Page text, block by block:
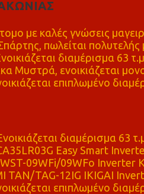
με καλές γνώσεις
πωλείται πολυτελής
διαμέρισμα 63 τ.μ
Μυστρά, ενοικιάζεται
επιπλωμένο
διαμέρισμα 63
Easy Smart
09WFi/09WFo Inverter
TAN/TAG-12IG IKIGAI
επιπλωμένο